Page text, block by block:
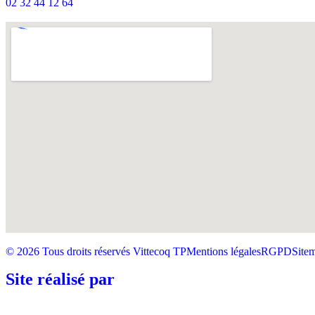
© 2026 Tous droits réservés Vittecoq TPMentions légalesRGPD
Site réalisé par